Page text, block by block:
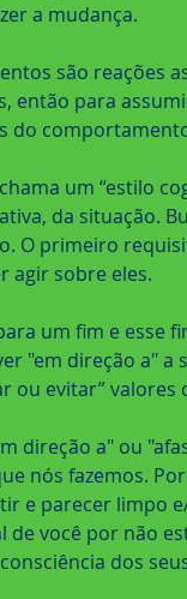
a mudança.
são reações
então para
do
um “estilo
da situação.
O primeiro
agir sobre eles.
um fim e esse
"em direção a" a
ou evitar” valores
direção a" ou
nós fazemos.
e parecer limpo
de você por não
dos